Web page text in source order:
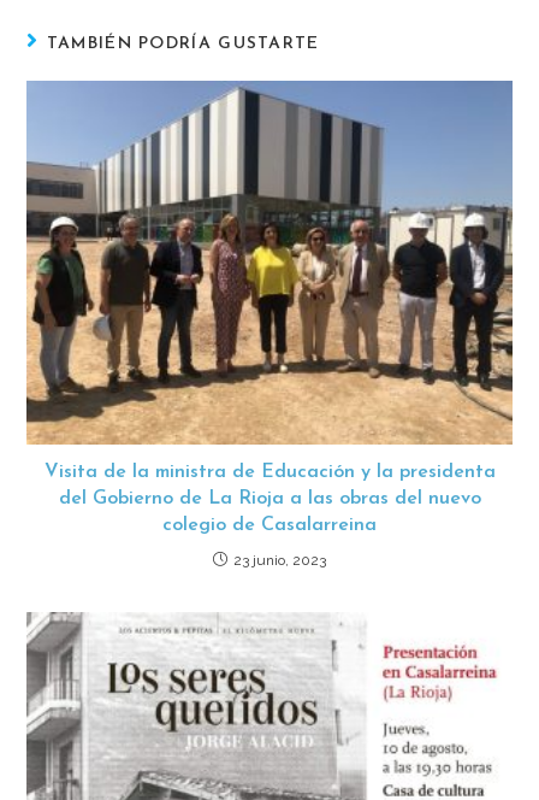
TAMBIÉN PODRÍA GUSTARTE
Visita de la ministra de Educación y la presidenta
del Gobierno de La Rioja a las obras del nuevo
colegio de Casalarreina
23 junio, 2023